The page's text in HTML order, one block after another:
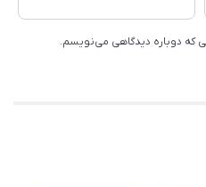
که دوباره دیدگاهی می‌نویسم.